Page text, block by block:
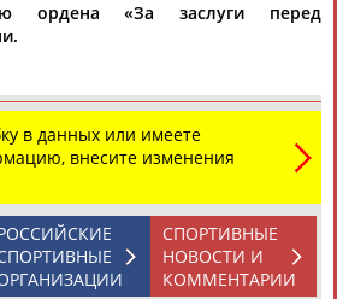
АБДУВАЛИЕВ
АБДУЛАЕВ
Камиль
АБДУЛАЗИЗОВ
Загалав
АБДУЛБЕКОВ
ордена «За заслуги перед
в данных или имеете
внесите изменения
СПОРТИВНЫЕ
НОВОСТИ И
КОММЕНТАРИИ